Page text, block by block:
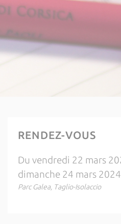
RENDEZ-VOUS
Du vendredi 22 mars
dimanche 24 mars 2024
Parc Galea, Taglio-Isolaccio